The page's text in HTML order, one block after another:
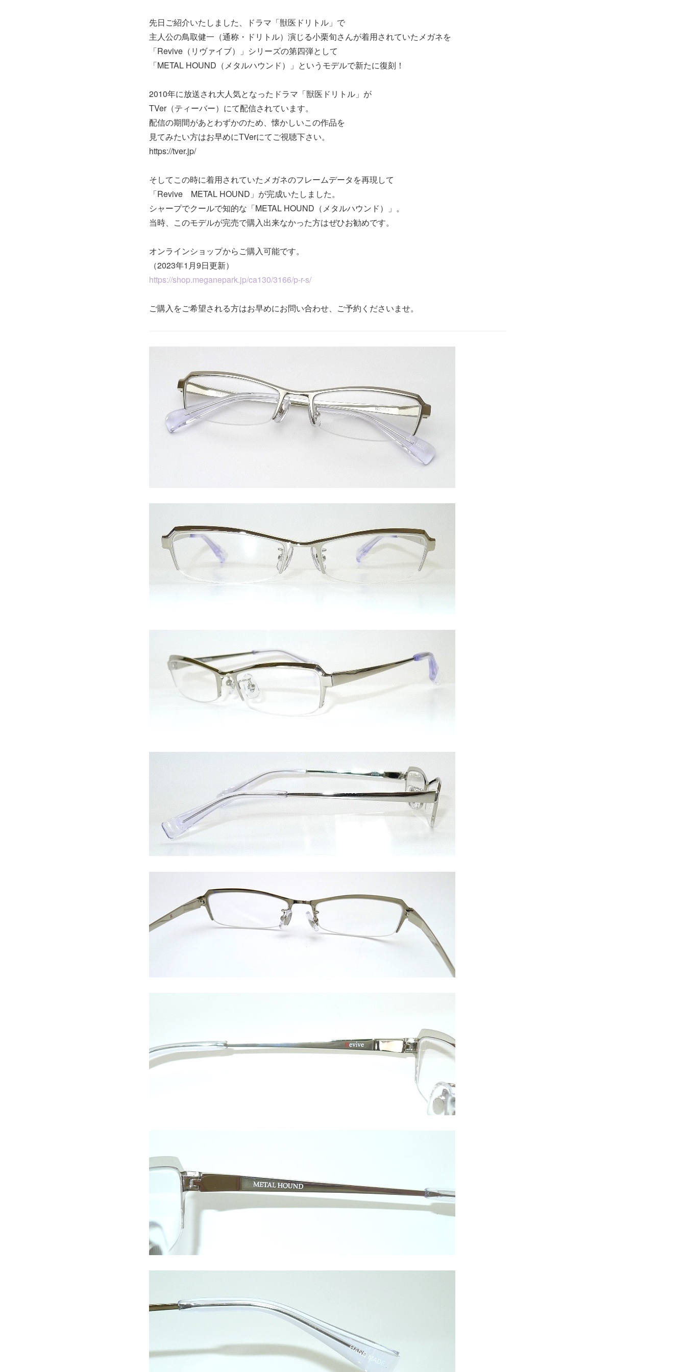
先日ご紹介いたしました、ドラマ「獣医ドリトル」で
主人公の鳥取健一（通称・ドリトル）演じる小栗旬さんが着用されていたメガネを
「Revive（リヴァイブ）」シリーズの第四弾として
「METAL HOUND（メタルハウンド）」というモデルで新たに復刻！
2010年に放送され大人気となったドラマ「獣医ドリトル」が
TVer（ティーバー）にて配信されています。
配信の期間があとわずかのため、懐かしいこの作品を
見てみたい方はお早めにTVerにてご視聴下さい。
https://tver.jp/
そしてこの時に着用されていたメガネのフレームデータを再現して
「Revive METAL HOUND」が完成いたしました。
シャープでクールで知的な「METAL HOUND（メタルハウンド）」。
当時、このモデルが完売で購入出来なかった方はぜひお勧めです。
オンラインショップからご購入可能です。
（2023年1月9日更新）
https://shop.meganepark.jp/ca130/3166/p-r-s/
ご購入をご希望される方はお早めにお問い合わせ、ご予約くださいませ。